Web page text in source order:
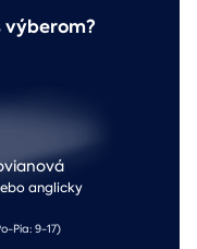
anglicky
Pia: 9-17)